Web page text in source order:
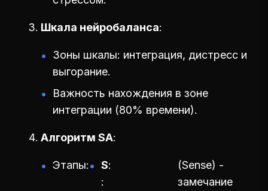
Шкала нейробаланса
Зоны шкалы: интеграция, дистресс и
выгорание.
Важность нахождения в зоне
интеграции (80% времени).
Алгоритм SA
Этапы: S
(Sense) -
замечание